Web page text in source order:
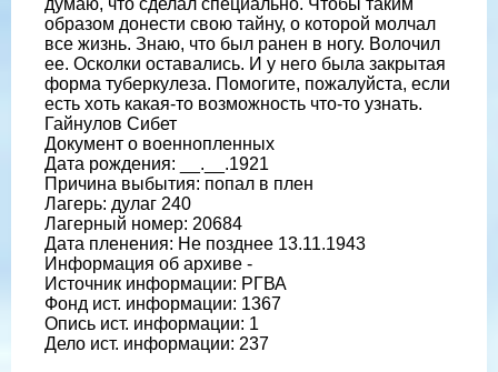
думаю, что сделал специально. Чтобы таким
образом донести свою тайну, о которой молчал
все жизнь. Знаю, что был ранен в ногу. Волочил
ее. Осколки оставались. И у него была закрытая
форма туберкулеза. Помогите, пожалуйста, если
есть хоть какая-то возможность что-то узнать.
Гайнулов Сибет
Документ о военнопленных
Дата рождения: __.__.1921
Причина выбытия: попал в плен
Лагерь: дулаг 240
Лагерный номер: 20684
Дата пленения: Не позднее 13.11.1943
Информация об архиве -
Источник информации: РГВА
Фонд ист. информации: 1367
Опись ист. информации: 1
Дело ист. информации: 237